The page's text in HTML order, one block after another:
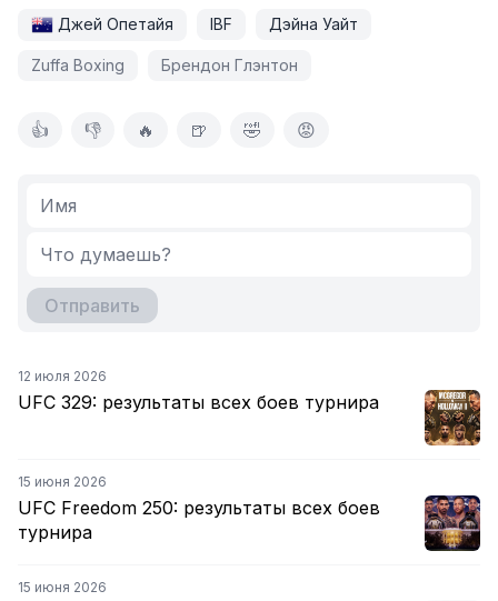
Джей Опетайя IBF Дэйна Уайт
Zuffa Boxing Брендон Глэнтон
👍 👎 🔥 🍺 🤣 😡
Отправить
12 июля 2026
UFC 329: результаты всех боев турнира
15 июня 2026
UFC Freedom 250: результаты всех боев
турнира
15 июня 2026